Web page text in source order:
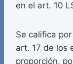
en el art. 10
Se califica
art. 17 de los
proporción,